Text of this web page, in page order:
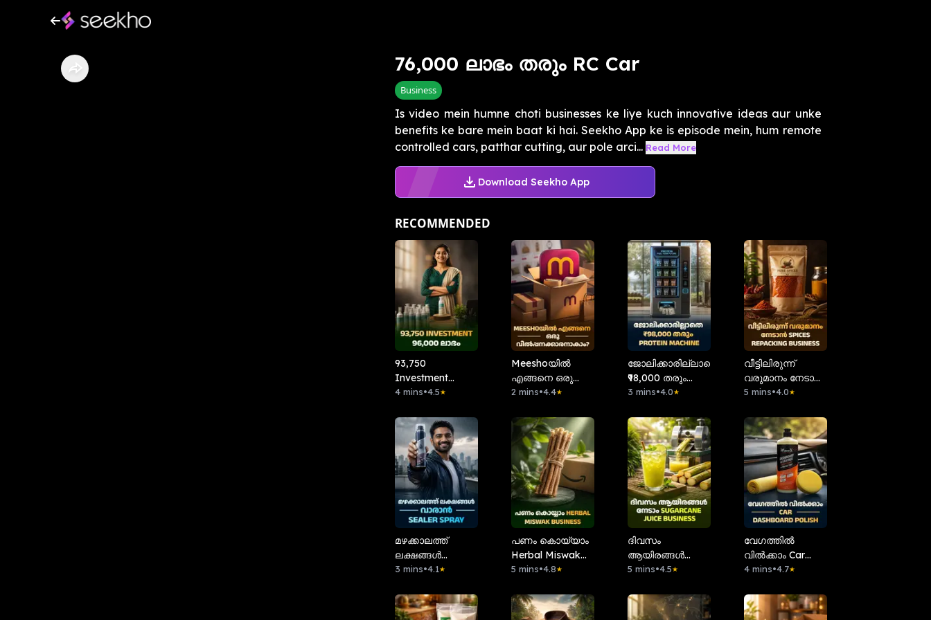
76,000 ലാഭം തരും RC Car
Business
Is video mein humne choti businesses ke liye kuch innovative ideas aur unke
benefits ke bare mein baat ki hai. Seekho App ke is episode mein, hum remote
controlled cars, patthar cutting, aur pole arci... Read More
Download Seekho App
RECOMMENDED
93,750
Investment
96,000 ലാഭം
4 mins•4.5★
Meeshoയിൽ
എങ്ങനെ ഒരു
വിൽപ്പനക്കാരനാകാം?
2 mins•4.4★
ജോലിക്കാരില്ലാതെ
₹98,000 തരും
Protein Machine
3 mins•4.0★
വീട്ടിലിരുന്ന്
വരുമാനം നേടാൻ
Spices Repacking
5 mins•4.0★
മഴക്കാലത്ത്
ലക്ഷങ്ങൾ
വാരാൻ Sealer
3 mins•4.1★
പണം കൊയ്യാം
Herbal Miswak
Business
5 mins•4.8★
ദിവസം
ആയിരങ്ങൾ
നേടാം Sugarcane
5 mins•4.5★
വേഗത്തിൽ
വിൽക്കാം Car
Dashboard Polish
4 mins•4.7★